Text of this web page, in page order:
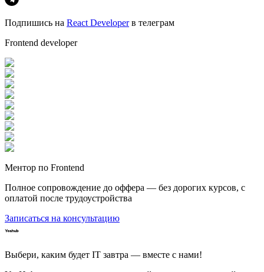
Подпишись на React Developerв телеграм
Frontend developer
Ментор по Frontend
Полное сопровождение до оффера — без дорогих курсов, с
оплатой после трудоустройства
Записаться на консультацию
Выбери, каким будет IT завтра — вместе c нами!